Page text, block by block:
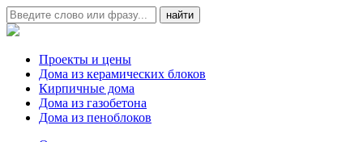
Проекты и цены
Дома из керамических блоков
Кирпичные дома
Дома из газобетона
Дома из пеноблоков